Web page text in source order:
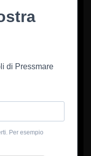
di Pressmare
Per esempio